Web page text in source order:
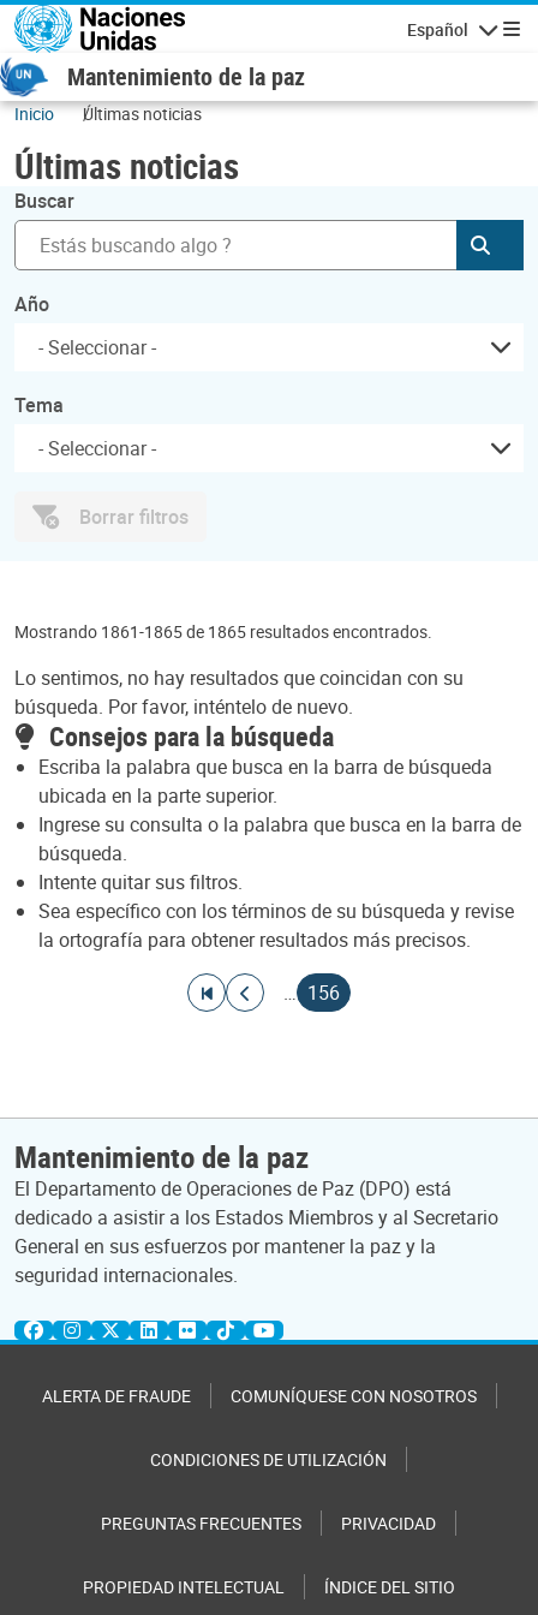
Pasar al contenido principal
Español
Mantenimiento de la paz
Inicio Últimas noticias
Últimas noticias
Buscar
Año
Tema
Borrar filtros
Mostrando 1861-1865 de 1865 resultados encontrados.
Lo sentimos, no hay resultados que coincidan con su
búsqueda. Por favor, inténtelo de nuevo.
Consejos para la búsqueda
Escriba la palabra que busca en la barra de búsqueda
ubicada en la parte superior.
Ingrese su consulta o la palabra que busca en la barra de
búsqueda.
Intente quitar sus filtros.
Sea específico con los términos de su búsqueda y revise
la ortografía para obtener resultados más precisos.
Ir a la primera página
Ir a la página anterior
…
Página actual
156
Mantenimiento de la paz
El Departamento de Operaciones de Paz (DPO) está
dedicado a asistir a los Estados Miembros y al Secretario
General en sus esfuerzos por mantener la paz y la
seguridad internacionales.
ALERTA DE FRAUDE COMUNÍQUESE CON NOSOTROS
CONDICIONES DE UTILIZACIÓN
PREGUNTAS FRECUENTES PRIVACIDAD
PROPIEDAD INTELECTUAL ÍNDICE DEL SITIO